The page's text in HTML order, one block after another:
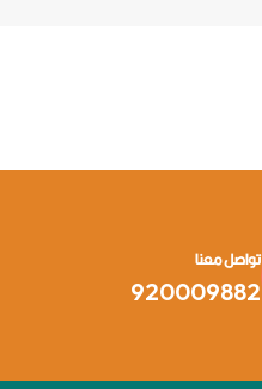
تواصل معنا
920009882